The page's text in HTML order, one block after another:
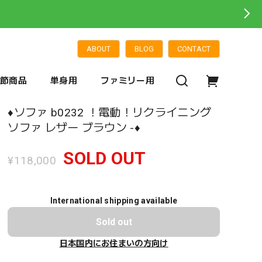
ABOUT BLOG CONTACT
商品 単身用 ファミリー用
♦️ソファ b0232 ！電動！リクライニング
ソファ レザー ブラウン -♦️
¥118,000 SOLD OUT
International shipping available
Sold out
日本国内にお住まいの方向け